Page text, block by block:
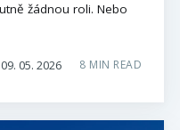
žádnou roli. Nebo
09. 05. 2026 8 MIN READ